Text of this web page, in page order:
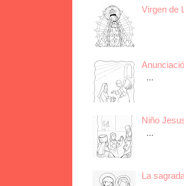
Virgen de
...
Niño
...
La